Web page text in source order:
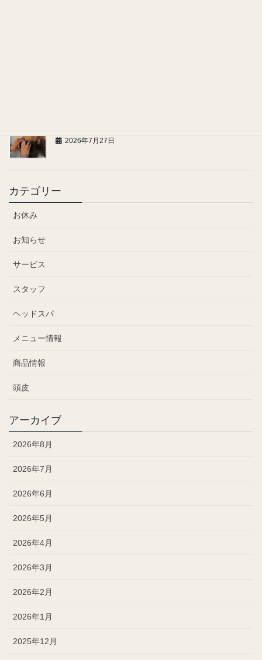
2026年7月27日
カテゴリー
お休み
お知らせ
サービス
スタッフ
ヘッドスパ
メニュー情報
商品情報
頭皮
アーカイブ
2026年8月
2026年7月
2026年6月
2026年5月
2026年4月
2026年3月
2026年2月
2026年1月
2025年12月